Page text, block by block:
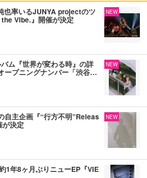
也率いるJUNYA projectのツ
Vibe.』開催が決定
NEW
ム『世界が変わる時』の詳
ープニングナンバー「渋谷…
NEW
自主企画『“行方不明”Releas
決定
NEW
1年8ヶ月ぶりニューEP『VIE